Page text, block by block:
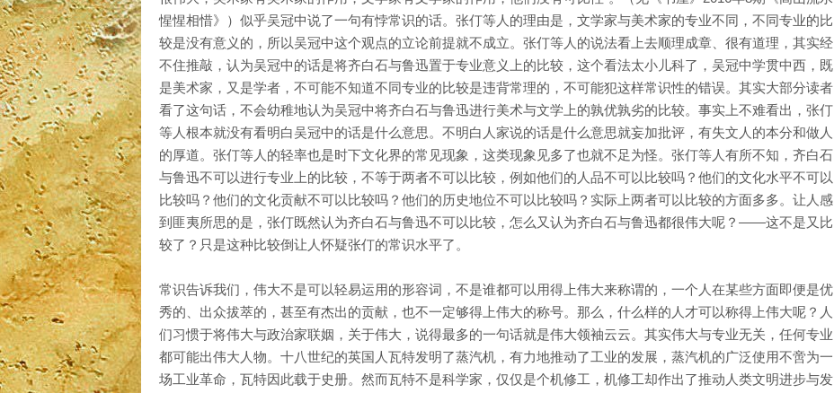
惺惺相惜》）似乎吴冠中说了一句有悖常识的话。张仃等人的理由是，文学家与美术家的专业不同，不同专业的比
较是没有意义的，所以吴冠中这个观点的立论前提就不成立。张仃等人的说法看上去顺理成章、很有道理，其实经
不住推敲，认为吴冠中的话是将齐白石与鲁迅置于专业意义上的比较，这个看法太小儿科了，吴冠中学贯中西，既
是美术家，又是学者，不可能不知道不同专业的比较是违背常理的，不可能犯这样常识性的错误。其实大部分读者
看了这句话，不会幼稚地认为吴冠中将齐白石与鲁迅进行美术与文学上的孰优孰劣的比较。事实上不难看出，张仃
等人根本就没有看明白吴冠中的话是什么意思。不明白人家说的话是什么意思就妄加批评，有失文人的本分和做人
的厚道。张仃等人的轻率也是时下文化界的常见现象，这类现象见多了也就不足为怪。张仃等人有所不知，齐白石
与鲁迅不可以进行专业上的比较，不等于两者不可以比较，例如他们的人品不可以比较吗？他们的文化水平不可以
比较吗？他们的文化贡献不可以比较吗？他们的历史地位不可以比较吗？实际上两者可以比较的方面多多。让人感
到匪夷所思的是，张仃既然认为齐白石与鲁迅不可以比较，怎么又认为齐白石与鲁迅都很伟大呢？——这不是又比
较了？只是这种比较倒让人怀疑张仃的常识水平了。
常识告诉我们，伟大不是可以轻易运用的形容词，不是谁都可以用得上伟大来称谓的，一个人在某些方面即便是优
秀的、出众拔萃的，甚至有杰出的贡献，也不一定够得上伟大的称号。那么，什么样的人才可以称得上伟大呢？人
们习惯于将伟大与政治家联姻，关于伟大，说得最多的一句话就是伟大领袖云云。其实伟大与专业无关，任何专业
都可能出伟大人物。十八世纪的英国人瓦特发明了蒸汽机，有力地推动了工业的发展，蒸汽机的广泛使用不啻为一
场工业革命，瓦特因此载于史册。然而瓦特不是科学家，仅仅是个机修工，机修工却作出了推动人类文明进步与发